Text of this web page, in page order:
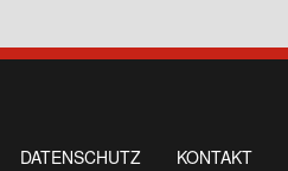
DATENSCHUTZ KONTAKT